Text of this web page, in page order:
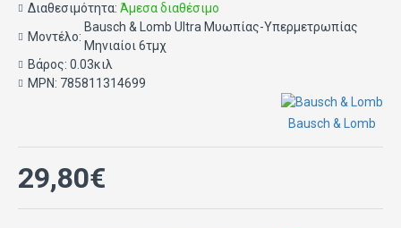
Διαθεσιμότητα: Άμεσα διαθέσιμο
Μοντέλο:
Bausch & Lomb Ultra Μυωπίας-Υπερμετρωπίας
Μηνιαίοι 6τμχ
Βάρος: 0.03κιλ
MPN: 785811314699
Bausch & Lomb
29,80€